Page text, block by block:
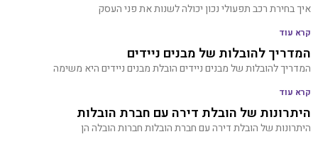
איך בחירת רכב תפעולי נכון יכולה לשנות את פני העסק
קרא עוד
המדריך להובלות של מבנים ניידים
המדריך להובלות של מבנים ניידים הובלת מבנים ניידים היא משימה
קרא עוד
היתרונות של הובלת דירה עם חברת הובלות
היתרונות של הובלת דירה עם חברת הובלות חברות הובלה הן